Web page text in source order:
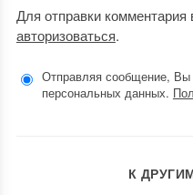
Для отправки
авторизоваться.
Отправляя сообщение, Вы
персональных данных.
К